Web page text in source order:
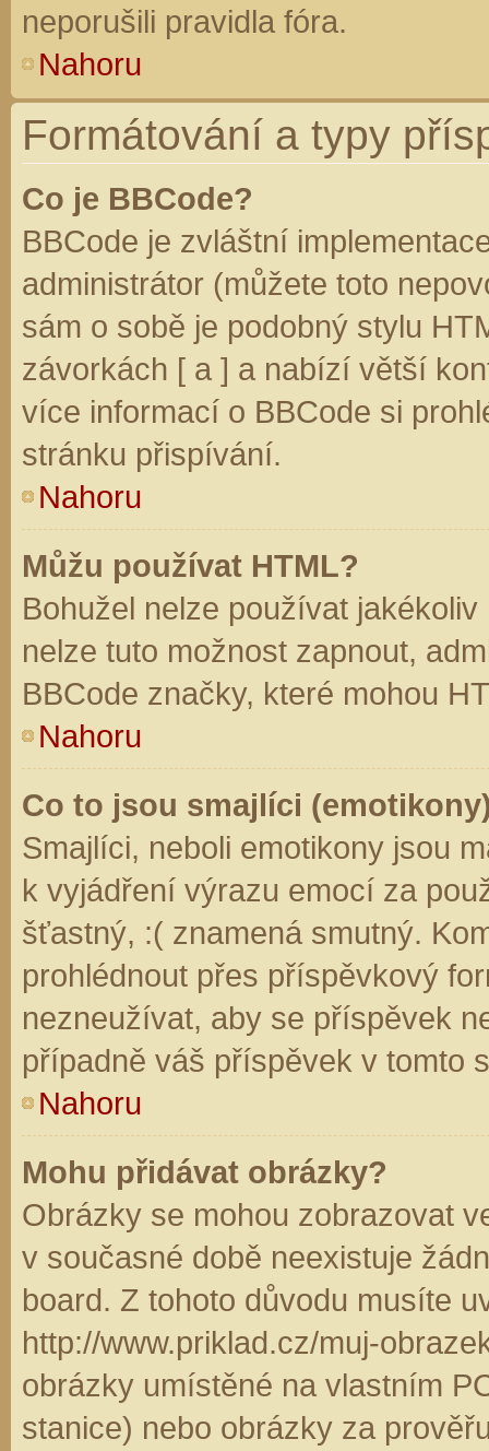
neporušili pravidla fóra.
Nahoru
Formátování a typy
Co je BBCode?
BBCode je zvláštní
administrátor (můžete toto
sám o sobě je podobný stylu
závorkách [ a ] a nabízí větší
více informací o BBCode si
stránku přispívání.
Nahoru
Můžu používat HTML?
Bohužel nelze používat
nelze tuto možnost zapnout,
BBCode značky, které mohou
Nahoru
Co to jsou smajlíci
Smajlíci, neboli emotikony jsou
k vyjádření výrazu emocí za
šťastný, :( znamená smutný.
prohlédnout přes příspěvkový
nezneužívat, aby se příspěvek
případně váš příspěvek v tomto
Nahoru
Mohu přidávat obrázky?
Obrázky se mohou zobrazovat
v současné době neexistuje
board. Z tohoto důvodu musíte
http://www.priklad.cz/muj-
obrázky umístěné na vlastním
stanice) nebo obrázky za